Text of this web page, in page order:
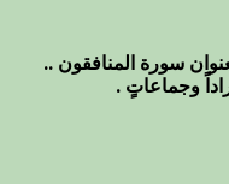
سورة المنافقون ..
وجماعاتٍ .